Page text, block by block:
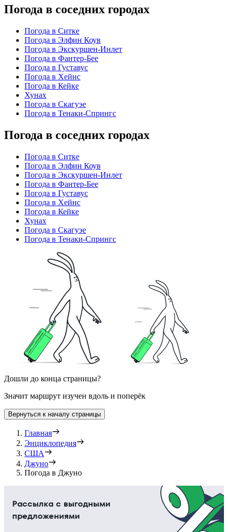
Погода в соседних городах
Погода в Ситке
Погода в Элфин Коув
Погода в Экскуршен-Инлет
Погода в Фантер-Бее
Погода в Густавус
Погода в Хейнс
Погода в Кейке
Хунах
Погода в Скагуэе
Погода в Тенаки-Спрингс
Погода в соседних городах
Погода в Ситке
Погода в Элфин Коув
Погода в Экскуршен-Инлет
Погода в Фантер-Бее
Погода в Густавус
Погода в Хейнс
Погода в Кейке
Хунах
Погода в Скагуэе
Погода в Тенаки-Спрингс
Дошли до конца страницы?
Значит маршрут изучен вдоль и поперёк
Вернуться к началу страницы
Главная
Энциклопедия
США
Джуно
Погода в Джуно
Рассылка с выгодными
предложениями